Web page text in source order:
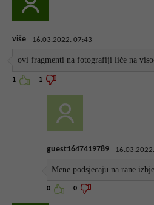
više 16.03.2022. 07:43
ovi fragmenti na fotografiji liče na
1 1
guest1647419789
Mene podsjecaju na rane
0 0